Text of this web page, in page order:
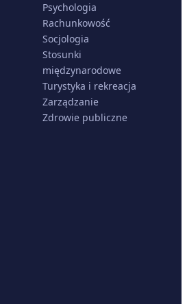
Psychologia
Rachunkowość
Socjologia
Stosunki
międzynarodowe
Turystyka i rekreacja
Zarządzanie
Zdrowie publiczne